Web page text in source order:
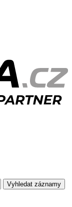
Vyhledat záznamy